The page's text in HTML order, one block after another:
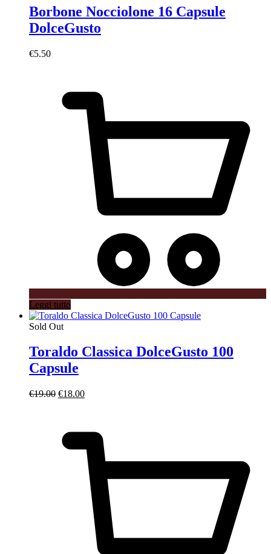
Borbone Nocciolone 16 Capsule
DolceGusto
€5.50
Leggi tutto
Sold Out
Toraldo Classica DolceGusto 100
Capsule
€19.00 Il
€19.00.
€18.00Il
€18.00.